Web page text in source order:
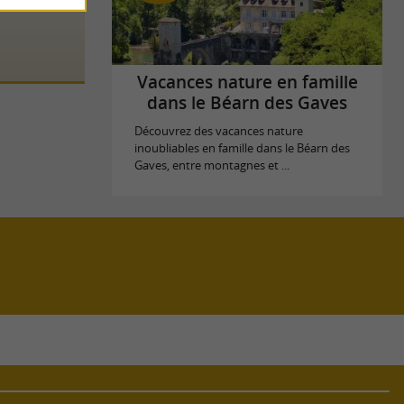
Vacances nature en famille
dans le Béarn des Gaves
Découvrez des vacances nature
inoubliables en famille dans le Béarn des
Gaves, entre montagnes et ...